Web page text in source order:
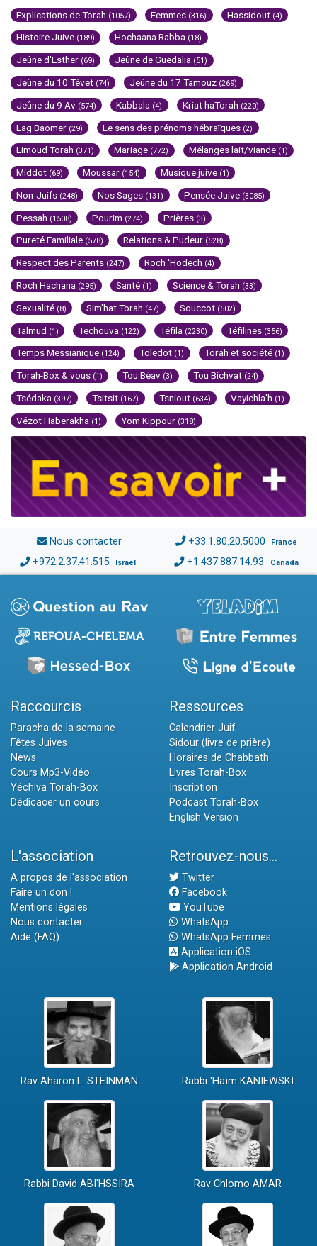
Explications de Torah (1057) Femmes (316) Hassidout (4)
Histoire Juive (189) Hochaana Rabba (18)
Jeûne d'Esther (69) Jeûne de Guedalia (51)
Jeûne du 10 Tévet (74) Jeûne du 17 Tamouz (269)
Jeûne du 9 Av (574) Kabbala (4) Kriat haTorah (220)
Lag Baomer (29) Le sens des prénoms hébraïques (2)
Limoud Torah (371) Mariage (772) Mélanges lait/viande (1)
Middot (69) Moussar (154) Musique juive (1)
Non-Juifs (248) Nos Sages (131) Pensée Juive (3085)
Pessah (1508) Pourim (274) Prières (3)
Pureté Familiale (578) Relations & Pudeur (528)
Respect des Parents (247) Roch 'Hodech (4)
Roch Hachana (295) Santé (1) Science & Torah (33)
Sexualité (8) Sim'hat Torah (47) Souccot (502)
Talmud (1) Techouva (122) Téfila (2230) Téfilines (356)
Temps Messianique (124) Toledot (1) Torah et société (1)
Torah-Box & vous (1) Tou Béav (3) Tou Bichvat (24)
Tsédaka (397) Tsitsit (167) Tsniout (634) Vayichla'h (1)
Vézot Haberakha (1) Yom Kippour (318)
Nous contacter +33.1.80.20.5000 France
+972.2.37.41.515 Israël +1.437.887.14.93 Canada
Raccourcis
Paracha de la semaine
Fêtes Juives
News
Cours Mp3-Vidéo
Yéchiva Torah-Box
Dédicacer un cours
Ressources
Calendrier Juif
Sidour (livre de prière)
Horaires de Chabbath
Livres Torah-Box
Inscription
Podcast Torah-Box
English Version
L'association
A propos de l'association
Faire un don !
Mentions légales
Nous contacter
Aide (FAQ)
Retrouvez-nous...
Twitter
Facebook
YouTube
WhatsApp
WhatsApp Femmes
Application iOS
Application Android
Rav Aharon L. STEINMAN Rabbi 'Haïm KANIEWSKI
Rabbi David ABI'HSSIRA Rav Chlomo AMAR